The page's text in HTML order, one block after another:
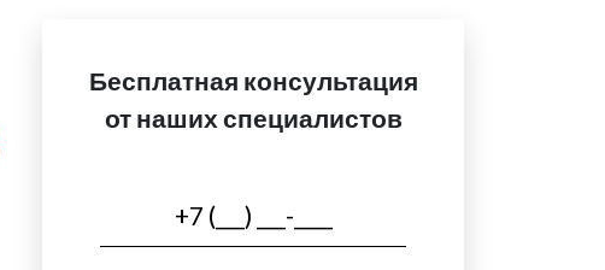
Бесплатная консультация
от наших специалистов